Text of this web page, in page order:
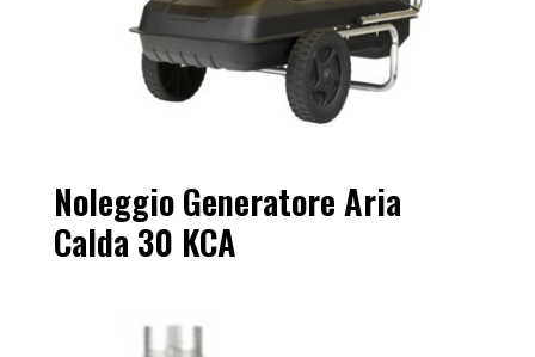
Edim Servizi: il tuo partner ideale per il
noleggio di generatori di aria calda sicuri e
Contattaci per un preventivo gratuito!
Noleggio Generatore Aria
Calda 30 KCA